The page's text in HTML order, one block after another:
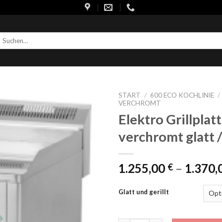
Suchen
START / 600 ECO KOCHLINIE /
VERCHROMT
Elektro
verchromt glatt
1.255,00 € –
Glatt und gerillt